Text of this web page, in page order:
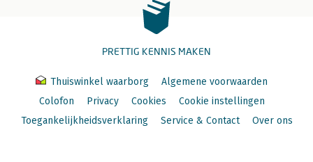
PRETTIG KENNIS MAKEN
Thuiswinkel waarborg
Algemene voorwaarden
Colofon
Privacy Cookies
Cookie instellingen
Toegankelijkheidsverklaring
Service & Contact Over ons